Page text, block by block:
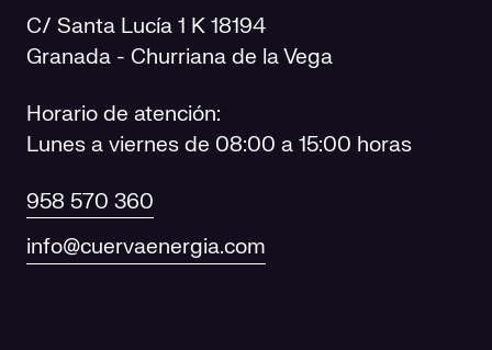
C/ Santa Lucía 1 K 18194
Granada - Churriana de la Vega
Horario de atención:
Lunes a viernes de 08:00 a 15:00 horas
958 570 360
info@cuervaenergia.com